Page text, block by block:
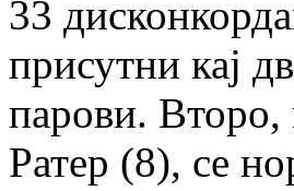
33
присутни кај
парови. Второ,
Ратер (8), се